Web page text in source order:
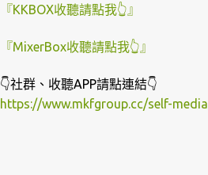
『KKBOX收聽請點我👆』
『MixerBox收聽請點我👆』
👇社群、收聽APP請點連結👇
https://www.mkfgroup.cc/self-media